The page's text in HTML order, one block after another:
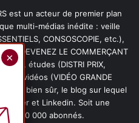
est un acteur de premier plan
multi-médias inédite : veille
CONSOSCOPIE, etc.),
DEVENEZ LE COMMERÇANT
etc.), études (DISTRI PRIX,
vidéos (VIDÉO GRANDE
et, bien sûr, le blog sur lequel
et Linkedin. Soit une
de 150 000 abonnés.